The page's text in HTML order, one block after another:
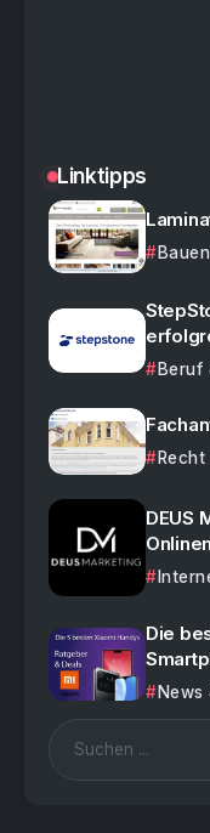
Linktipps
Beruf
DEUS
Die
News